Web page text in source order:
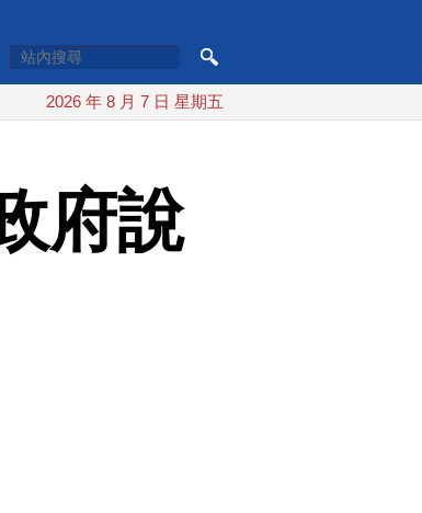
2026 年 8 月 7 日 星期五
府說